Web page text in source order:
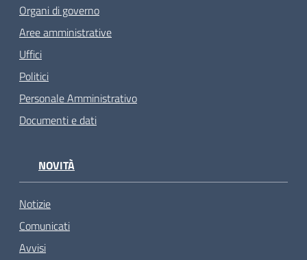
Organi di governo
Aree amministrative
Uffici
Politici
Personale Amministrativo
Documenti e dati
NOVITÀ
Notizie
Comunicati
Avvisi